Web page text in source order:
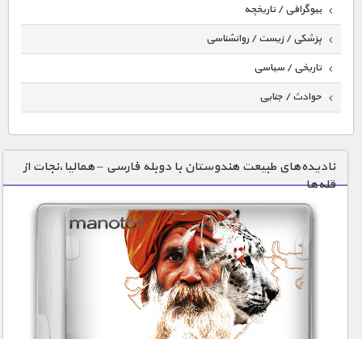
بیوگرافی / تاریخچه
پزشکی / زیست / روانشناسی
تاریخی / سیاسی
حوادث / جنایی
دنیای خوراکی ها
زمین شناسی / محیط زیست
سازه/ معماری/ مهندسی
سرگرمی
شناخت کودکان
نادیده‌های طبیعت هندوستان با دوبله فارسی – همالیا،‌نجات از
قله‌ها